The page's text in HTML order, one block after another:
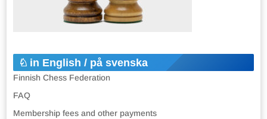
in English / på svenska
Finnish Chess Federation
FAQ
Membership fees and other payments